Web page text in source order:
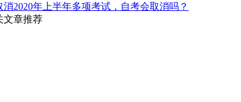
2020年上半年多项考试，自考会取消吗？
文章推荐